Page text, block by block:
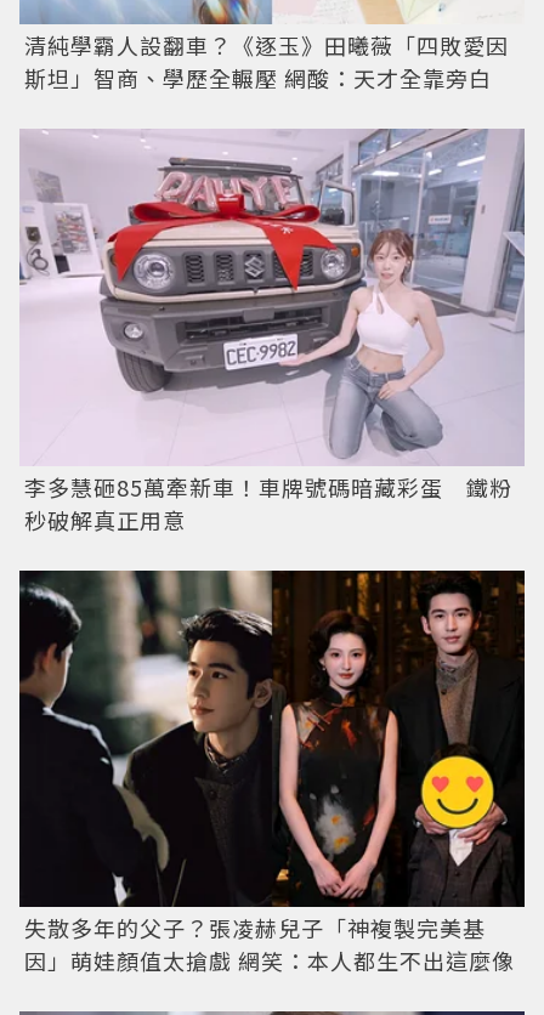
清純學霸人設翻車？《逐玉》田曦薇「四敗愛因
斯坦」智商、學歷全輾壓 網酸：天才全靠旁白
李多慧砸85萬牽新車！車牌號碼暗藏彩蛋 鐵粉
秒破解真正用意
失散多年的父子？張凌赫兒子「神複製完美基
因」萌娃顏值太搶戲 網笑：本人都生不出這麼像